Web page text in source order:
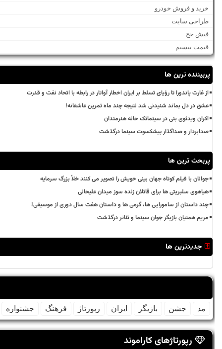
خرید و فروش خودرو
طراحی سایت
فیش حج
قیمت بیسیم
پربیننده ترین ها
از غارت پاندورا تا رؤیای تسلط بر ایران اخطار آواتار در رابطه با اتحاد نفت و قدرت
عشق در دل بماند شنیدنی شد نتیجه چند ماه تمرین عاشقانه!
اکران ویدئوی بنی در سینماتک خانه هنرمندان
صدابردار و صداگذار پیشکسوت سینما درگذشت
پربحث ترین ها
جوانان با فیلم کوتاه جهان بینی خویش را تصویر می کنند خلأ بزرگ سرمایه
هیاهوی سلبریتی ها برای قاتلان زنده سوز میدان علیخانی
چند داستان از سامورایی ها، گرمی ها و داستان هفت سال دوری از موسیقی!
مریم همتیان بازیگر جوان سینما و تئاتر درگذشت
جدیدترین ها
مد جشن بازیگر ایران رپورتاژ فرهنگ جشنواره
رپورتاژهای کاراموند